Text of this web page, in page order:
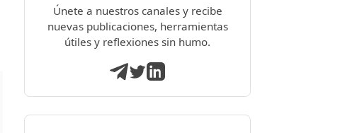
Únete a nuestros canales y recibe
nuevas publicaciones, herramientas
útiles y reflexiones sin humo.